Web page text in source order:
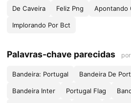
De Caveira Feliz Png Apontando
Implorando Por Bct
Palavras-chave parecidas
Bandeira: Portugal Bandeira De
Bandeira Inter Portugal Flag